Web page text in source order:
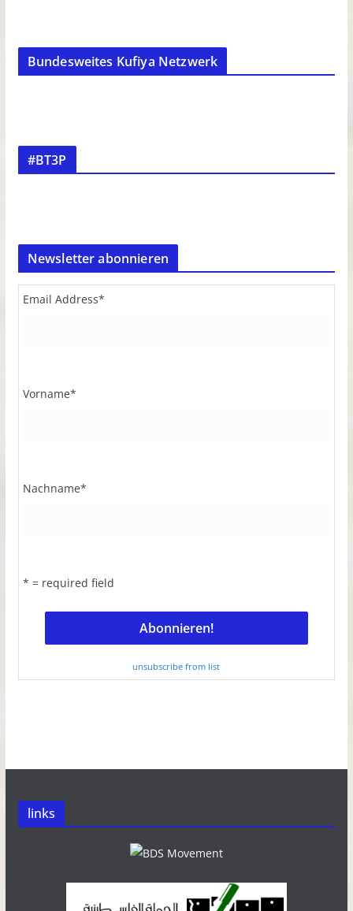
Bundesweites Kufiya Netzwerk
#BT3P
Newsletter abonnieren
Email Address*
Vorname*
Nachname*
* = required field
unsubscribe from list
links